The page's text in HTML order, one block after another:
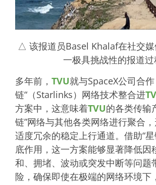
△ 该报道员Basel Khalaf在社交
一极具挑战性的报道过
多年前， TVU就与SpaceX公司合作
链“（Starlinks）网络技术整合进
方案中，这意味着TVU的各类传输
链”网络与其他各类网络进行聚合
适度冗余的稳定上行通道。借助“
底作用，这一方案能够显著降低因
和、拥堵、波动或突发中断等问题
险，确保即使在极端的网络环境下